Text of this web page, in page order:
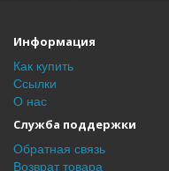
Информация
Как купить
Ссылки
О нас
Служба поддержки
Обратная связь
Возврат товара